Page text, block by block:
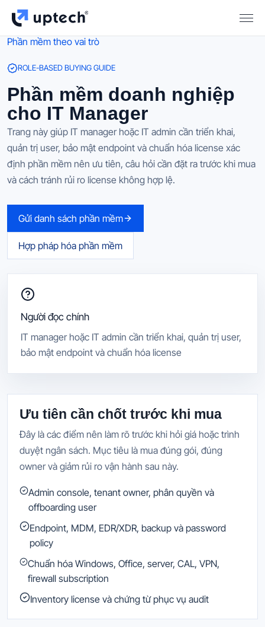
Phần mềm theo vai trò
ROLE-BASED BUYING GUIDE
Phần mềm doanh nghiệp
cho IT Manager
Trang này giúp IT manager hoặc IT admin cần triển khai,
quản trị user, bảo mật endpoint và chuẩn hóa license xác
định phần mềm nên ưu tiên, câu hỏi cần đặt ra trước khi mua
và cách tránh rủi ro license không hợp lệ.
Gửi danh sách phần mềm
Hợp pháp hóa phần mềm
Người đọc chính
IT manager hoặc IT admin cần triển khai, quản trị user,
bảo mật endpoint và chuẩn hóa license
Ưu tiên cần chốt trước khi mua
Đây là các điểm nên làm rõ trước khi hỏi giá hoặc trình
duyệt ngân sách. Mục tiêu là mua đúng gói, đúng
owner và giảm rủi ro vận hành sau này.
Admin console, tenant owner, phân quyền và
offboarding user
Endpoint, MDM, EDR/XDR, backup và password
policy
Chuẩn hóa Windows, Office, server, CAL, VPN,
firewall subscription
Inventory license và chứng từ phục vụ audit